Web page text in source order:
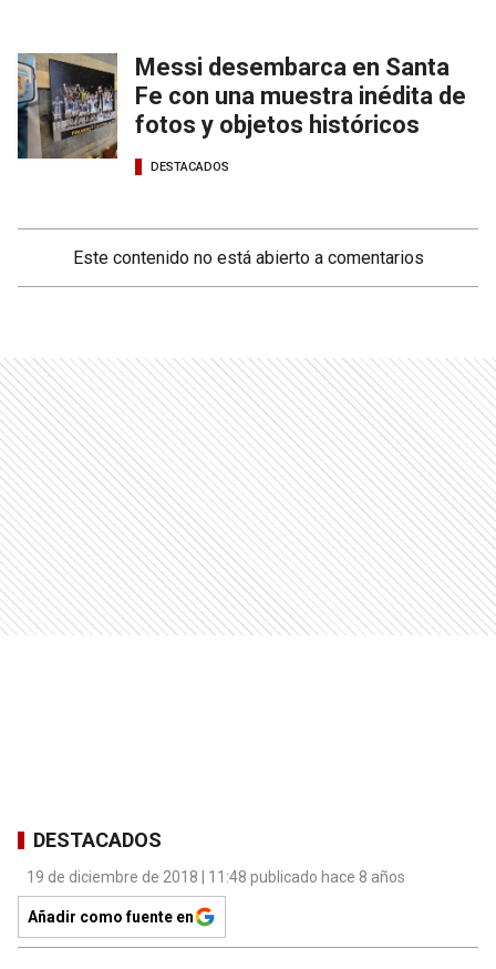
Messi desembarca en Santa
Fe con una muestra inédita de
fotos y objetos históricos
DESTACADOS
Este contenido no está abierto a comentarios
DESTACADOS
19 de diciembre de 2018 | 11:48 publicado hace 8 años
Añadir como fuente en